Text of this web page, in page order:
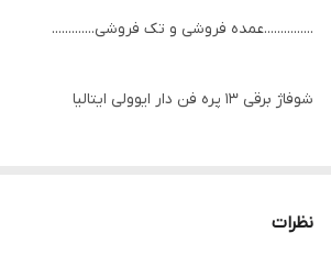
...............عمده فروشی و تک فروشی.............
شوفاژ برقی ۱۳ پره فن دار ایوولی ایتالیا
لطفا از فروشگاه ما دیدن فرمایید.
نظرات